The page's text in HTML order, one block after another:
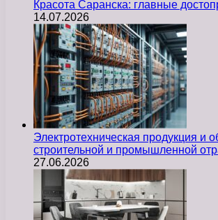
Красота Саранска: главные
14.07.2026
Электротехническая продукция и
строительной и промышленной
27.06.2026